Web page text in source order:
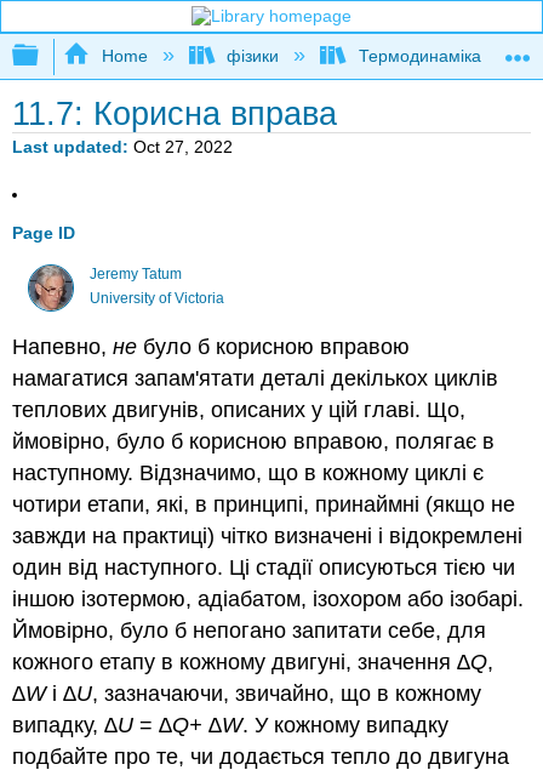
Expand/collapse global hierarchy
Home фізики Термодинаміка та
11.7: Корисна вправа
Last updated Oct 27, 2022
Page ID
Jeremy Tatum
University of Victoria
Напевно,не було б корисною вправою
намагатися запам'ятати деталі декількох циклів
теплових двигунів, описаних у цій главі. Що,
ймовірно, було б корисною вправою, полягає в
наступному. Відзначимо, що в кожному циклі є
чотири етапи, які, в принципі, принаймні (якщо не
завжди на практиці) чітко визначені і відокремлені
один від наступного. Ці стадії описуються тією чи
іншою ізотермою, адіабатом, ізохором або ізобарі.
Ймовірно, було б непогано запитати себе, для
кожного етапу в кожному двигуні, значення∆Q,
∆Wі∆U, зазначаючи, звичайно, що в кожному
випадку,∆U =∆Q+ ∆W. У кожному випадку
подбайте про те, чи додається тепло до двигуна